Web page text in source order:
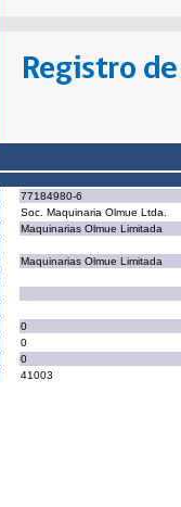
77184980-6
Soc. Maquinaria Olmue Ltda.
Maquinarias Olmue Limitada
Maquinarias Olmue Limitada
0
0
0
41003